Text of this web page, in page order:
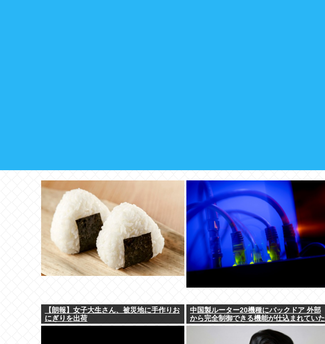
【朗報】女子大生さん、被災地に手作りお
にぎりを出荷
中国製ルーター20機種にバックドア 外部
から完全制御できる機能が仕込まれていた